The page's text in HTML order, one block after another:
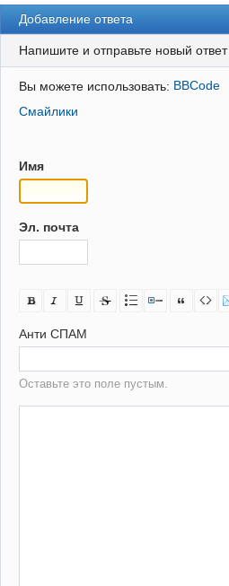
Добавление ответа
Напишите и отправьте новый ответ
Вы можете использовать: BBCode
Смайлики
Имя
Эл. почта
Анти СПАМ
Оставьте это поле пустым.